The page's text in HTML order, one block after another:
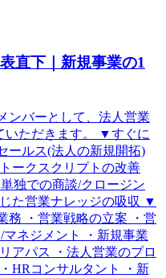
直下｜新規事業の1
ンバーとして、法人営業
いただきます。 ▼すぐに
ールス(法人の新規開拓)
ークスクリプトの改善
独での商談/クロージン
た営業ナレッジの吸収 ▼
務 ・営業戦略の立案 ・営
ネジメント ・新規事業
アパス ・法人営業のプロ
HRコンサルタント ・新